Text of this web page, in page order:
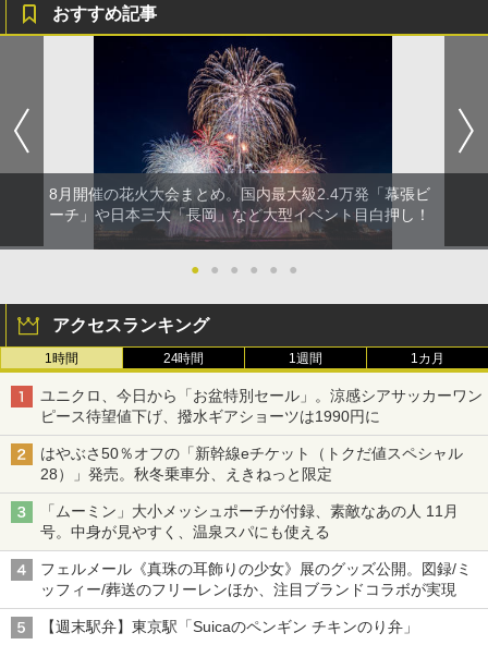
おすすめ記事
8月開催の花火大会まとめ。国内最大級2.4万発「幕張ビ
ーチ」や日本三大「長岡」など大型イベント目白押し！
● ● ● ● ● ●
アクセスランキング
1時間 24時間 1週間 1カ月
ユニクロ、今日から「お盆特別セール」。涼感シアサッカーワン
ピース待望値下げ、撥水ギアショーツは1990円に
はやぶさ50％オフの「新幹線eチケット（トクだ値スペシャル
28）」発売。秋冬乗車分、えきねっと限定
「ムーミン」大小メッシュポーチが付録、素敵なあの人 11月
号。中身が見やすく、温泉スパにも使える
フェルメール《真珠の耳飾りの少女》展のグッズ公開。図録/ミ
ッフィー/葬送のフリーレンほか、注目ブランドコラボが実現
【週末駅弁】東京駅「Suicaのペンギン チキンのり弁」